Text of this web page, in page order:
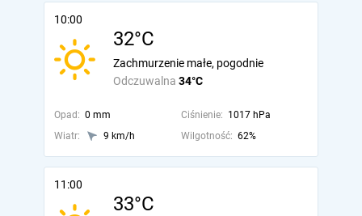
10:00
32°C
Odczuwalna 34°C
Zachmurzenie małe, pogodnie
Opad: 0 mm Ciśnienie: 1017 hPa
Wiatr:
9 km/h Wilgotność: 62%
11:00
33°C